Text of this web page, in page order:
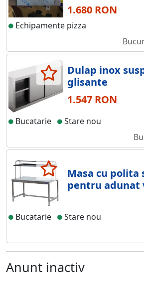
1.680 RON
Echipamente pizza
Dulap inox
glisante
1.547 RON
Bucatarie
Stare nou
Masa cu polita
pentru adunat
Bucatarie
Stare nou
Anunt inactiv